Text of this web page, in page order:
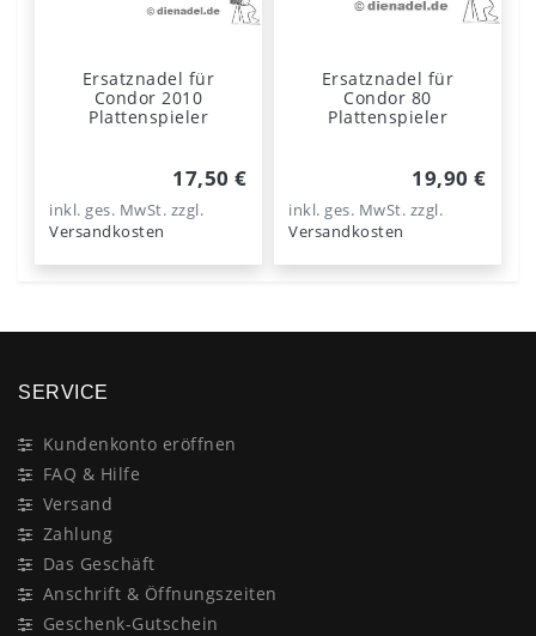
Ersatznadel für
Condor 2010
Plattenspieler
17,50 €
inkl. ges. MwSt. zzgl.
Versandkosten
Ersatznadel für
Condor 80
Plattenspieler
19,90 €
inkl. ges. MwSt. zzgl.
Versandkosten
SERVICE
Kundenkonto eröffnen
FAQ & Hilfe
Versand
Zahlung
Das Geschäft
Anschrift & Öffnungszeiten
Geschenk-Gutschein